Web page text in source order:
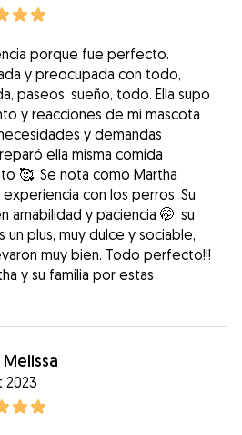
porque fue perfecto.
y preocupada con todo,
paseos, sueño, todo. Ella supo
y reacciones de mi mascota
y demandas
ella misma comida
🥰. Se nota como Martha
con los perros. Su
amabilidad y paciencia 🤭, su
un plus, muy dulce y sociable,
muy bien. Todo perfecto!!!
y su familia por estas
2023